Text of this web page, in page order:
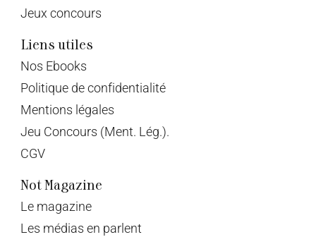
Jeux concours
Liens utiles
Nos Ebooks
Politique de confidentialité
Mentions légales
Jeu Concours (Ment. Lég.).
CGV
Not Magazine
Le magazine
Les médias en parlent